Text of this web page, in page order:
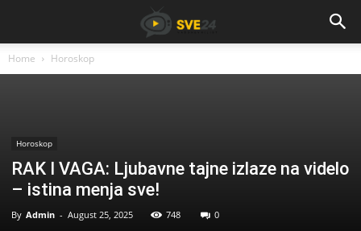
Home Horoskop
Horoskop
RAK I VAGA: Ljubavne tajne izlaze na videlo
– istina menja sve!
By Admin - August 25, 2025 748 0